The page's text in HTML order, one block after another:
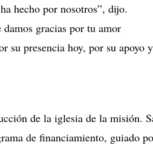
hecho por nosotros”, dijo.
gracias por tu amor
su presencia hoy, por su apoyo y
de la iglesia de la misión.
de financiamiento, guiado